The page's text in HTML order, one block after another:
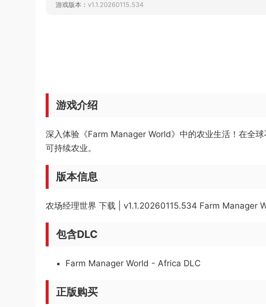
游戏版本： v1.1.20260115.534
游戏介绍
深入体验《Farm Manager World》中的农业生活！在全
可持续农业。
版本信息
农场经理世界 下载 | v1.1.20260115.534 Farm Manager
包含DLC
Farm Manager World - Africa DLC
正版购买